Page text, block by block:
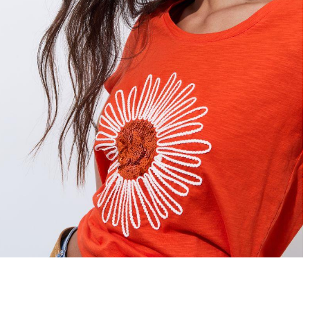
promotion) Livraison rapideen 2 jours* et offerte à domicile
Point Relaisdès 99€*